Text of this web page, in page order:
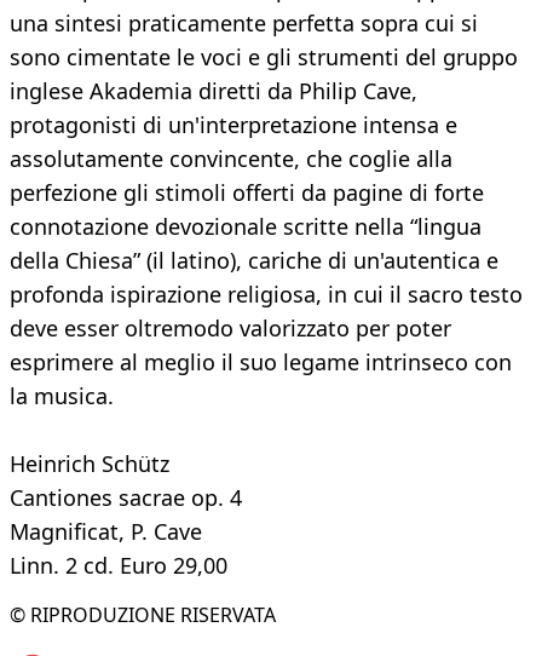
una sintesi praticamente perfetta sopra cui si
sono cimentate le voci e gli strumenti del gruppo
inglese Akademia diretti da Philip Cave,
protagonisti di un'interpretazione intensa e
assolutamente convincente, che coglie alla
perfezione gli stimoli offerti da pagine di forte
connotazione devozionale scritte nella “lingua
della Chiesa” (il latino), cariche di un'autentica e
profonda ispirazione religiosa, in cui il sacro testo
deve esser oltremodo valorizzato per poter
esprimere al meglio il suo legame intrinseco con
la musica.
Heinrich Schütz
Cantiones sacrae op. 4
Magnificat, P. Cave
Linn. 2 cd. Euro 29,00
© RIPRODUZIONE RISERVATA